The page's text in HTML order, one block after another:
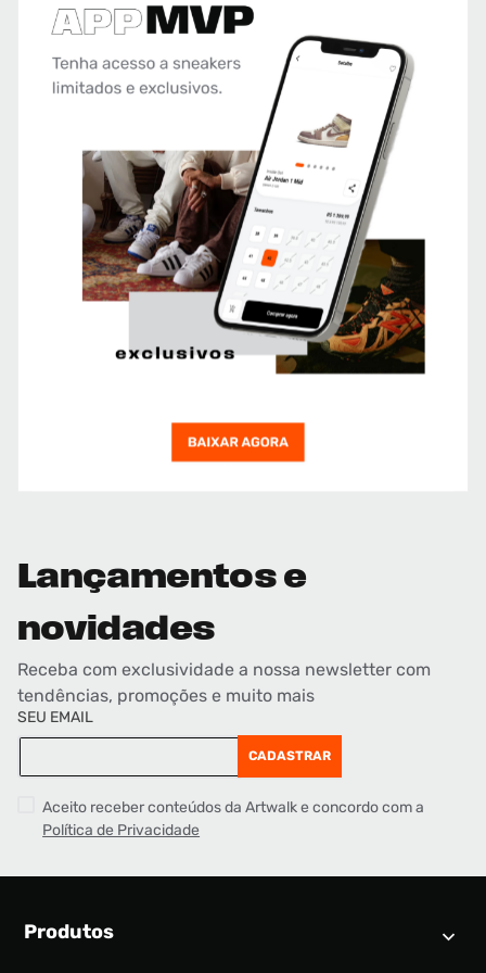
Lançamentos e
novidades
Receba com exclusividade a nossa newsletter com
tendências, promoções e muito mais
SEU EMAIL
CADASTRAR
Aceito receber conteúdos da Artwalk e concordo com a
Política de Privacidade
Produtos